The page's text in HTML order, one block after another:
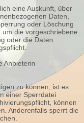
eine Auskunft, über
Daten,
oder Löschung
die vorgeschriebene
oder die Daten
Anbieterin
zu können, ist es
einer Sperrdatei
können
Anderenfalls sperrt die